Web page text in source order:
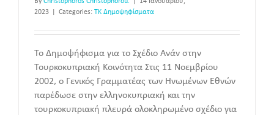
2023
Categories: ΤΚ Δημοψηφίσματα
Το Δημοψήφισμα για το Σχέδιο Ανάν στην
Τουρκοκυπριακή Κοινότητα Στις 11 Νοεμβρίου
2002, ο Γενικός Γραμματέας των Ηνωμένων Εθνών
παρέδωσε στην ελληνοκυπριακή και την
τουρκοκυπριακή πλευρά ολοκληρωμένο σχέδιο για